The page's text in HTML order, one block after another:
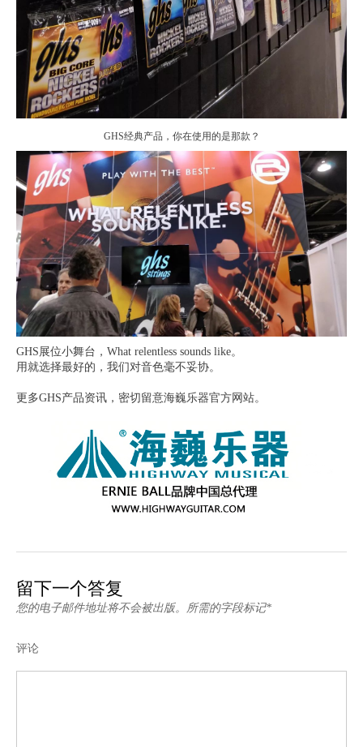
GHS经典产品，你在使用的是那款？
GHS展位小舞台，What relentless sounds like。
用就选择最好的，我们对音色毫不妥协。
更多GHS产品资讯，密切留意海巍乐器官方网站。
留下一个答复
您的电子邮件地址将不会被出版。所需的字段标记*
评论